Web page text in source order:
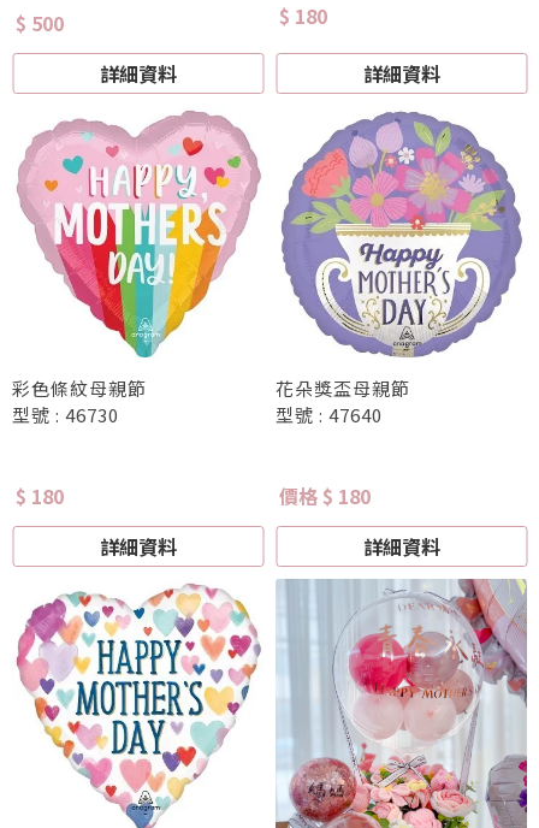
$ 500
詳細資料
$ 180
詳細資料
彩色條紋母親節
型號 : 46730
$ 180
詳細資料
花朵獎盃母親節
型號 : 47640
價格 $ 180
詳細資料